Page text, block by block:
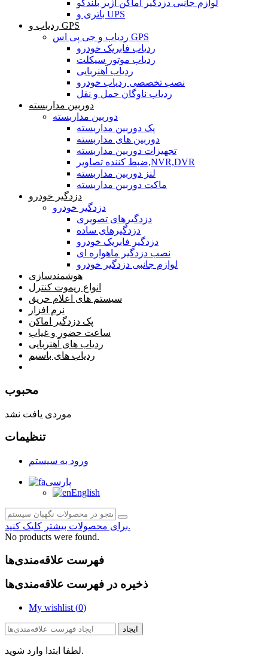
لوازم جانبی دزدگیر اماکن آژیر بلندگو
باتری و UPS
ردیاب و GPS
ردیاب و جی پی اس GPS
ردیاب فابریک خودرو
ردیاب موتور سیکلت
ردیاب آهنربایی
نصب تخصصی ردیاب خودرو
ردیاب ناوگان حمل و نقل
دوربین مداربسته
دوربین مداربسته
پک دوربین مداربسته
دوربین های مداربسته
تجهیزات دوربین مداربسته
ضبط کننده تصاویر,NVR,DVR
لنز دوربین مداربسته
ماکت دوربین مداربسته
دزدگیر خودرو
دزدگیر خودرو
دزدگیرهای تصویری
دزدگیرهای ساده
دزدگیر فابریک خودرو
نصب دزدگیر ماهواره ای
لوازم جانبی دزدگیر خودرو
هوشمندسازی
انواع ریموت کنترل
سیستم های اعلام حریق
نرم افزار
پک دزدگیر اماکن
ساعت حضور و غیاب
ردیاب های آهنربایی
ردیاب های باسیم
محبوب
موردی یافت نشد
تنظیمات
ورود به سیستم
پارسی
English
برای محصولات بیشتر کلیک کنید.
No products were found.
فهرست علاقه‌مندی‌ها
ذخیره در فهرست علاقه‌مندی‌ها
My wishlist (0)
ایجاد
لطفا ابتدا وارد شوید.